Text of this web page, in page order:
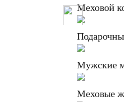
Меховой
Мужские
Меховые